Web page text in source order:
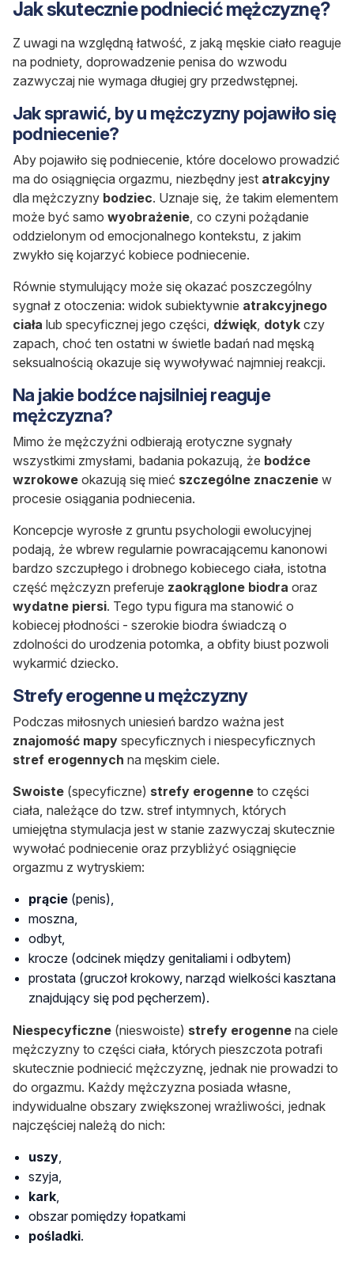
Jak skutecznie podniecić mężczyznę?
Z uwagi na względną łatwość, z jaką męskie ciało reaguje
na podniety, doprowadzenie penisa do wzwodu
zazwyczaj nie wymaga długiej gry przedwstępnej.
Jak sprawić, by u mężczyzny pojawiło się
podniecenie?
Aby pojawiło się podniecenie, które docelowo prowadzić
ma do osiągnięcia orgazmu, niezbędny jest atrakcyjny
dla mężczyzny bodziec. Uznaje się, że takim elementem
może być samo wyobrażenie, co czyni pożądanie
oddzielonym od emocjonalnego kontekstu, z jakim
zwykło się kojarzyć kobiece podniecenie.
Równie stymulujący może się okazać poszczególny
sygnał z otoczenia: widok subiektywnie atrakcyjnego
ciała lub specyficznej jego części, dźwięk, dotyk czy
zapach, choć ten ostatni w świetle badań nad męską
seksualnością okazuje się wywoływać najmniej reakcji.
Na jakie bodźce najsilniej reaguje
mężczyzna?
Mimo że mężczyźni odbierają erotyczne sygnały
wszystkimi zmysłami, badania pokazują, że bodźce
wzrokowe okazują się mieć szczególne znaczenie w
procesie osiągania podniecenia.
Koncepcje wyrosłe z gruntu psychologii ewolucyjnej
podają, że wbrew regularnie powracającemu kanonowi
bardzo szczupłego i drobnego kobiecego ciała, istotna
część mężczyzn preferuje zaokrąglone biodra oraz
wydatne piersi. Tego typu figura ma stanowić o
kobiecej płodności - szerokie biodra świadczą o
zdolności do urodzenia potomka, a obfity biust pozwoli
wykarmić dziecko.
Strefy erogenne u mężczyzny
Podczas miłosnych uniesień bardzo ważna jest
znajomość mapy specyficznych i niespecyficznych
stref erogennych na męskim ciele.
Swoiste (specyficzne) strefy erogenne to części
ciała, należące do tzw. stref intymnych, których
umiejętna stymulacja jest w stanie zazwyczaj skutecznie
wywołać podniecenie oraz przybliżyć osiągnięcie
orgazmu z wytryskiem:
prącie (penis),
moszna,
odbyt,
krocze (odcinek między genitaliami i odbytem)
prostata (gruczoł krokowy, narząd wielkości kasztana
znajdujący się pod pęcherzem).
Niespecyficzne (nieswoiste) strefy erogenne na ciele
mężczyzny to części ciała, których pieszczota potrafi
skutecznie podniecić mężczyznę, jednak nie prowadzi to
do orgazmu. Każdy mężczyzna posiada własne,
indywidualne obszary zwiększonej wrażliwości, jednak
najczęściej należą do nich:
uszy,
szyja,
kark,
obszar pomiędzy łopatkami
pośladki.